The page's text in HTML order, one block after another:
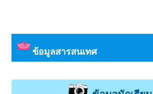
ข้อมูลสารสนเทศ